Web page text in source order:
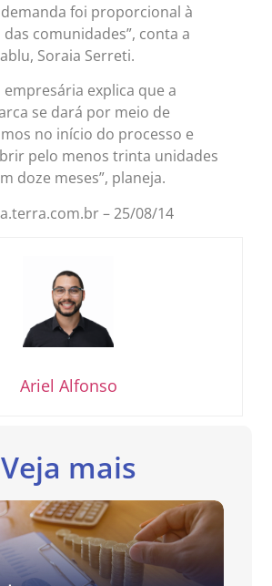
foi proporcional à
comunidades”, conta a
Soraia Serreti.
explica que a
se dará por meio de
no início do processo e
pelo menos trinta unidades
doze meses”, planeja.
– 25/08/14
Ariel Alfonso
Veja mais